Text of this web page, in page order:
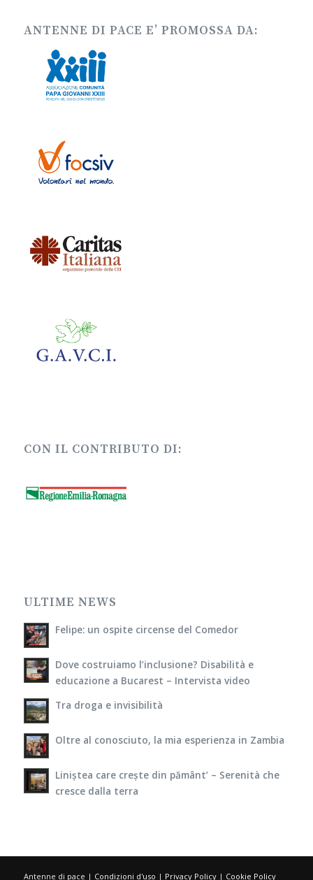
ANTENNE DI PACE E’ PROMOSSA DA:
CON IL CONTRIBUTO DI:
ULTIME NEWS
Felipe: un ospite circense del Comedor
Dove costruiamo l’inclusione? Disabilità e
educazione a Bucarest – Intervista video
Tra droga e invisibilità
Oltre al conosciuto, la mia esperienza in Zambia
Liniștea care crește din pământ’ – Serenità che
cresce dalla terra
Antenne di pace | Condizioni d'uso | Privacy Policy| Cookie Policy